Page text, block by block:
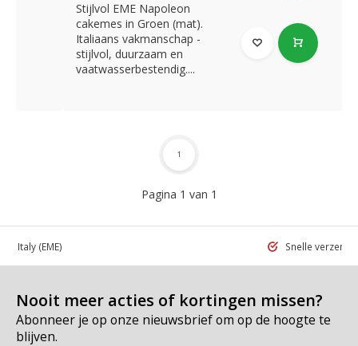
Stijlvol EME Napoleon
cakemes in Groen (mat).
Italiaans vakmanschap -
stijlvol, duurzaam en
vaatwasserbestendig....
Pagina 1 van 1
1
in Italy (EME) Snelle
Nooit meer acties of kortingen missen?
Abonneer je op onze nieuwsbrief om op de hoogte te
blijven.